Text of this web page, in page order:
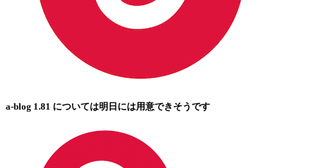
a-blog 1.81 については明日には用意できそうです